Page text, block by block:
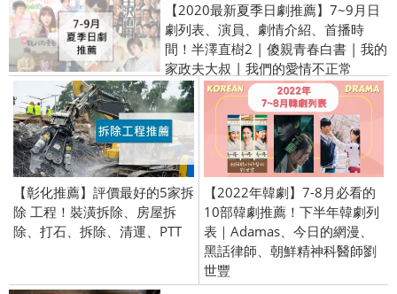
【2020最新夏季日劇推薦】7~9月日
劇列表、演員、劇情介紹、首播時
間！半澤直樹2 | 傻親青春白書 | 我的
家政夫大叔 | 我們的愛情不正常
【彰化推薦】評價最好的5家拆
除 工程！裝潢拆除、房屋拆
除、打石、拆除、清運、PTT
【2022年韓劇】7-8月必看的
10部韓劇推薦！下半年韓劇列
表｜Adamas、今日的網漫、
黑話律師、朝鮮精神科醫師劉
世豐